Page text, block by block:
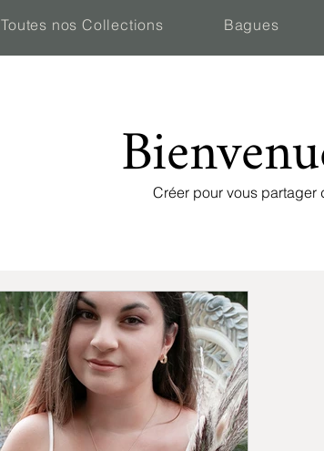
Toutes nos Collections Bagues
Créer pour vous